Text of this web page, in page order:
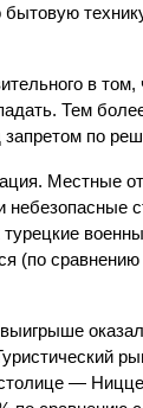
бытовую
в
Тем
по
Местные
небезопасные
(по
—